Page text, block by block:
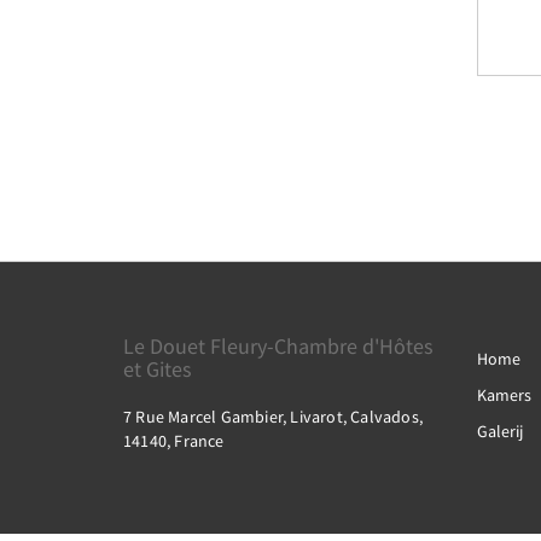
Le Douet Fleury-Chambre d'Hôtes
et Gites
7 Rue Marcel Gambier, Livarot, Calvados,
14140, France
Home
Kamers
Galerij